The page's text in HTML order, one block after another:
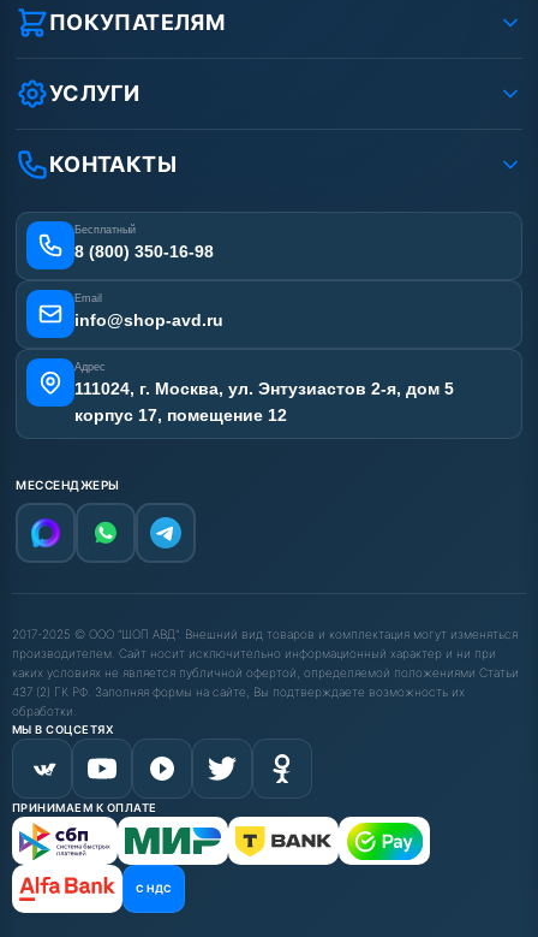
Реквизиты ООО «Шоп АВД»
Защита данных клиента
Условия соглашения
Вакансии
Статьи
ПОКУПАТЕЛЯМ
Как заказать?
Оплата
Доставка
Лизинг
Получить скидку
УСЛУГИ
Услуги
Аренда АВД
Ремонт АВД
Сертификаты
Наши работы
Карта сайта
КОНТАКТЫ
Бесплатный
8 (800) 350-16-98
Email
info@shop-avd.ru
Адрес
111024, г. Москва, ул. Энтузиастов 2-я, дом 5
корпус 17, помещение 12
МЕССЕНДЖЕРЫ
2017-2025 © ООО "ШОП АВД". Внешний вид товаров и комплектация могут изменяться
производителем. Сайт носит исключительно информационный характер и ни при
каких условиях не является публичной офертой, определяемой положениями Статьи
437 (2) ГК РФ. Заполняя формы на сайте, Вы подтверждаете возможность их
обработки.
МЫ В СОЦСЕТЯХ
ПРИНИМАЕМ К ОПЛАТЕ
С НДС